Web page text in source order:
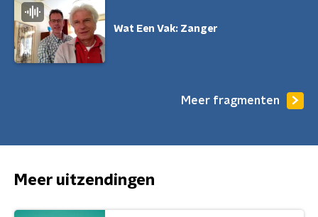
Wat Een Vak: Zanger
Meer fragmenten
Meer uitzendingen